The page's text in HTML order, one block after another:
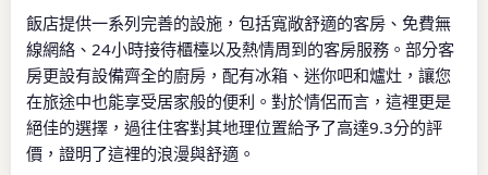
飯店提供一系列完善的設施，包括寬敞舒適的客房、免費無
線網絡、24小時接待櫃檯以及熱情周到的客房服務。部分客
房更設有設備齊全的廚房，配有冰箱、迷你吧和爐灶，讓您
在旅途中也能享受居家般的便利。對於情侶而言，這裡更是
絕佳的選擇，過往住客對其地理位置給予了高達9.3分的評
價，證明了這裡的浪漫與舒適。